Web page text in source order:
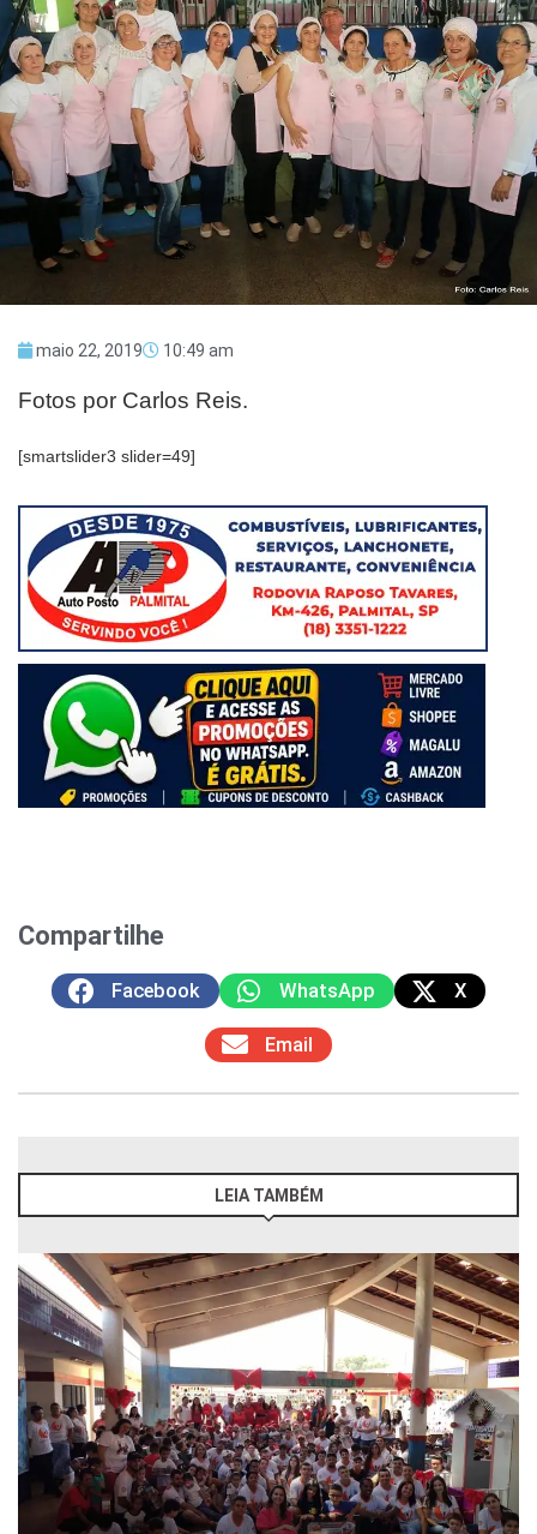
maio 22, 2019 10:49 am
Fotos por Carlos Reis.
[smartslider3 slider=49]
Compartilhe
Facebook WhatsApp X
Email
LEIA TAMBÉM